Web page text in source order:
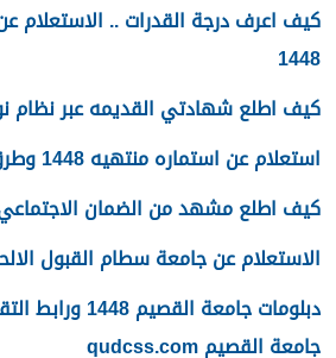
كيف اعرف درجة القدرات .. الاستعلام عن
1448
كيف اطلع شهادتي القديمه عبر نظام نور
استعلام عن استماره منتهيه 1448 وطرق تجديدها
كيف اطلع مشهد من الضمان الاجتماعي
الاستعلام عن جامعة سطام القبول
دبلومات جامعة
جامعة القصيم qudcss.com